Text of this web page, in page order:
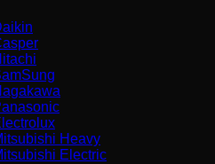
Heavy
Electric